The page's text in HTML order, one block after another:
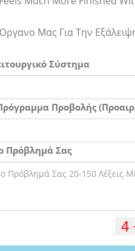
Μας Για Την
Σύστημα
Προβολής
Πρόβλημά Σας